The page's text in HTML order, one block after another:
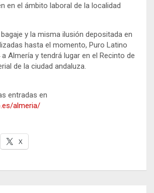
en el ámbito laboral de la localidad
y la misma ilusión depositada en
hasta el momento, Puro Latino
Almería y tendrá lugar en el Recinto de
de la ciudad andaluza.
entradas en
almeria/
X